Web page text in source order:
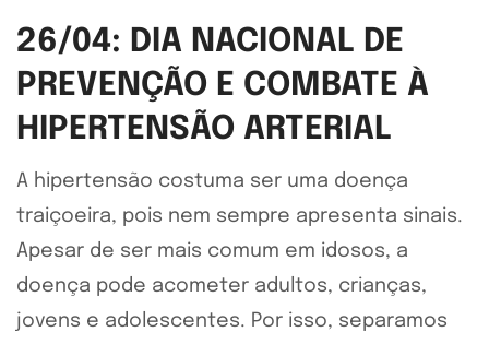
26/04: DIA NACIONAL DE
PREVENÇÃO E COMBATE À
HIPERTENSÃO ARTERIAL
A hipertensão costuma ser uma doença
traiçoeira, pois nem sempre apresenta sinais.
Apesar de ser mais comum em idosos, a
doença pode acometer adultos, crianças,
jovens e adolescentes. Por isso, separamos